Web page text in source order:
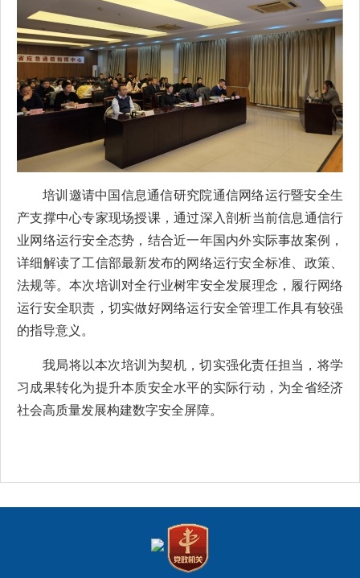
培训邀请中国信息通信研究院通信网络运行暨安全生
产支撑中心专家现场授课，通过深入剖析当前信息通信行
业网络运行安全态势，结合近一年国内外实际事故案例，
详细解读了工信部最新发布的网络运行安全标准、政策、
法规等。本次培训对全行业树牢安全发展理念，履行网络
运行安全职责，切实做好网络运行安全管理工作具有较强
的指导意义。
我局将以本次培训为契机，切实强化责任担当，将学
习成果转化为提升本质安全水平的实际行动，为全省经济
社会高质量发展构建数字安全屏障。